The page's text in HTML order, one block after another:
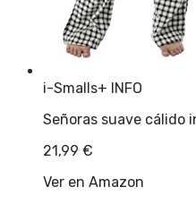
i-Smalls+ INFO
Señoras suave cálido
21,99 €
Ver en Amazon